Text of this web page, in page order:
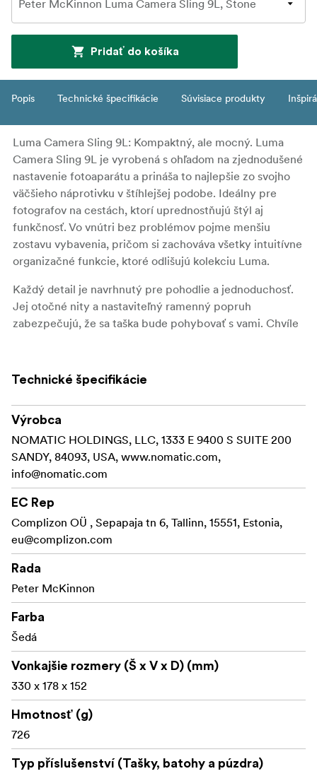
Pridať do košíka
Popis Technické špecifikácie Súvisiace produkty
Luma Camera Sling 9L: Kompaktný, ale mocný. Luma
Camera Sling 9L je vyrobená s ohľadom na zjednodušené
nastavenie fotoaparátu a prináša to najlepšie zo svojho
väčšieho náprotivku v štíhlejšej podobe. Ideálny pre
fotografov na cestách, ktorí uprednostňujú štýl aj
funkčnosť. Vo vnútri bez problémov pojme menšiu
zostavu vybavenia, pričom si zachováva všetky intuitívne
organizačné funkcie, ktoré odlišujú kolekciu Luma.
Každý detail je navrhnutý pre pohodlie a jednoduchosť.
Jej otočné nity a nastaviteľný ramenný popruh
zabezpečujú, že sa taška bude pohybovať s vami. Chvíle
Skontrolujte.
Vonkajšie vrecko na veku ponúka rýchly prístup k
potrebným veciam, zatiaľ čo magnetické uzávery
chránia vašu výbavu, aj keď zabudnete zapnúť zips. Vo
vnútri sa vďaka vrecku na zips odkrývajú dve strečové
sieťované vrecká, ktoré zabezpečia, že každý kus
vybavenia bude mať svoje miesto. Pre esteticky
zmýšľajúcich si môžete vybrať zo štyroch rôznych
farieb, ktoré budú rezonovať s vaším jedinečným štýlom.
Brašna Luma Camera Sling 9L, navrhnutá z odolných
materiálov, od robustného kovového rámu, ktorý si
zachováva tvar, až po interiér z materiálu Nylex, ktorý
pevne drží rozdeľovací suchý zips, nielenže prenáša
vybavenie - ale dopĺňa fotografa.
Technické špecifikácie
Výrobca
NOMATIC HOLDINGS, LLC, 1333 E 9400 S SUITE 200
SANDY, 84093, USA, www.nomatic.com,
info@nomatic.com
EC Rep
Complizon OÜ , Sepapaja tn 6, Tallinn, 15551, Estonia,
eu@complizon.com
Rada
Peter McKinnon
Farba
Šedá
Vonkajšie rozmery (Š x V x D) (mm)
330 x 178 x 152
Hmotnosť (g)
726
Typ příslušenství (Tašky, batohy a púzdra)